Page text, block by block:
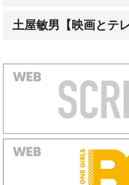
土屋敏男【映画とテ